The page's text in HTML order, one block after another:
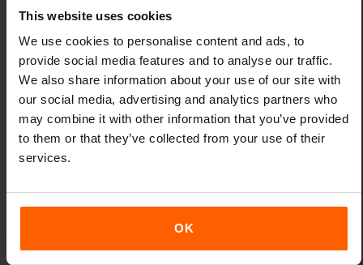
This website uses cookies
We use cookies to personalise content and ads, to
provide social media features and to analyse our traffic.
We also share information about your use of our site with
our social media, advertising and analytics partners who
may combine it with other information that you’ve provided
to them or that they’ve collected from your use of their
services.
OK
Xiaomi 14 Pro
Xiaomi 14T
Xiaomi 14T Pro
Xiaomi 15
Xiaomi Redmi Note 11 Pro 5G
Xiaomi Redmi Note 13 Pro